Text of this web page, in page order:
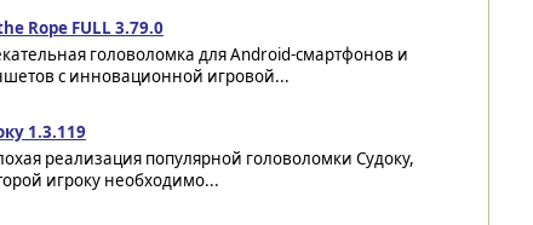
Rope FULL 3.79.0
головоломка для Android-смартфонов и
с инновационной игровой...
1.3.119
реализация популярной головоломки Судоку,
игроку необходимо...